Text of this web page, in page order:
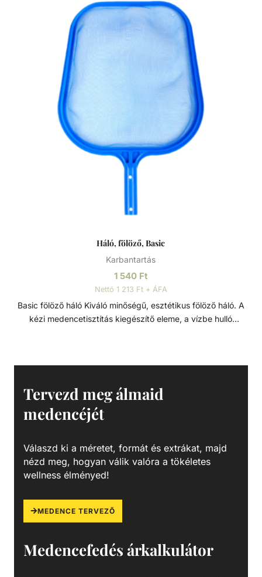
anyagokat. A szivacs puha, de tartós anyagból készült,
amely kíméletes a medence felületéhez, így nem okoz
karcolásokat vagy károsodást. Ergonomikus kialakításának
köszönhetően kényelmesen illeszkedik a kézbe,
megkönnyítve a tisztítási folyamatot.
Háló, fölöző, Basic
Karbantartás
1 540 Ft
Nettó 1 213 Ft + ÁFA
Basic fölöző háló Kiváló minőségű, esztétikus fölöző háló. A
kézi medencetisztítás kiegészítő eleme, a vízbe hulló
bármilyen szabványos teleszkópos rúdhoz illeszkedik.
Tervezd meg álmaid
medencéjét
Válaszd ki a méretet, formát és extrákat, majd
nézd meg, hogyan válik valóra a tökéletes
wellness élményed!
MEDENCE TERVEZŐ
Medencefedés árkalkulátor